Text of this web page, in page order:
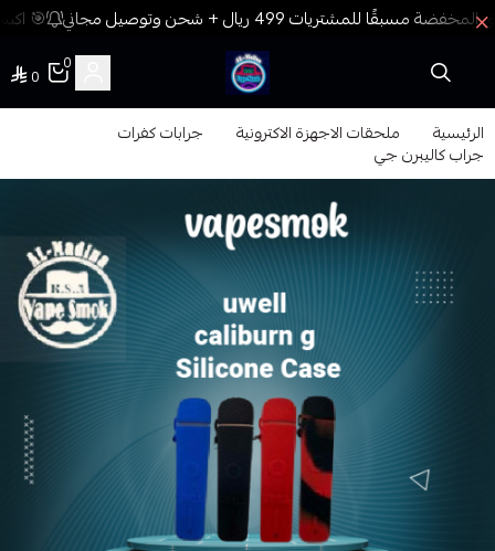
🎯
فيب المدينة
0
0
الرئيسية ملحقات الاجهزة الاكترونية جرابات كفرات
جراب كاليبرن جي